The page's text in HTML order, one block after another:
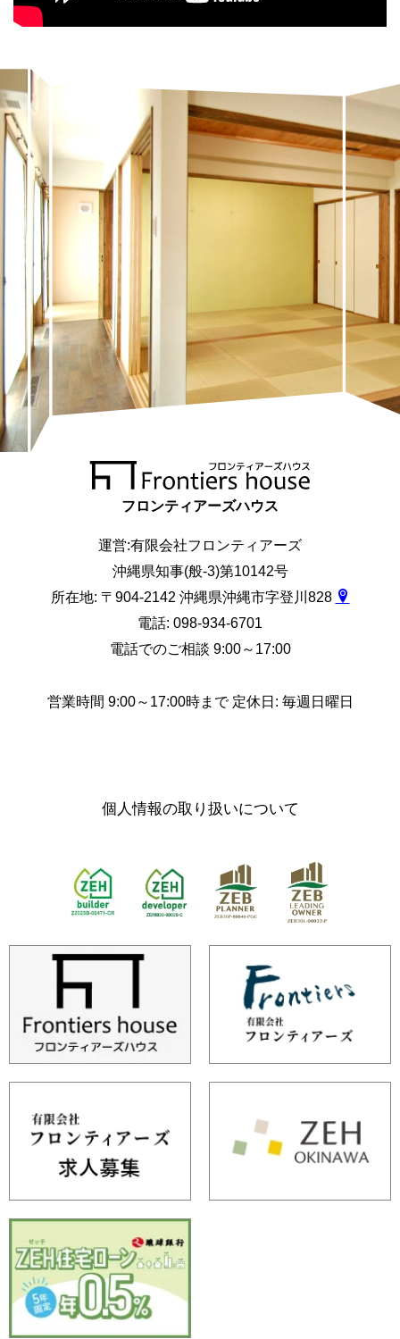
フロンティアーズハウス
運営:有限会社フロンティアーズ
沖縄県知事(般-3)第10142号
所在地: 〒904-2142 沖縄県沖縄市字登川828
電話: 098-934-6701
電話でのご相談 9:00～17:00
営業時間 9:00～17:00時まで 定休日: 毎週日曜日
個人情報の取り扱いについて